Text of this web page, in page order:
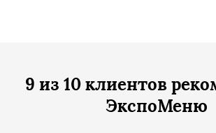
9 из 10 клиентов
ЭкспоМеню